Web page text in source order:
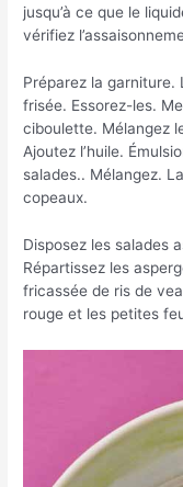
jusqu’à ce que le
vérifiez
Préparez la
frisée. Essorez-les.
ciboulette. Mélangez
Ajoutez l’huile.
salades.. Mélangez.
copeaux.
Disposez les salades
Répartissez les
fricassée de ris de
rouge et les petites